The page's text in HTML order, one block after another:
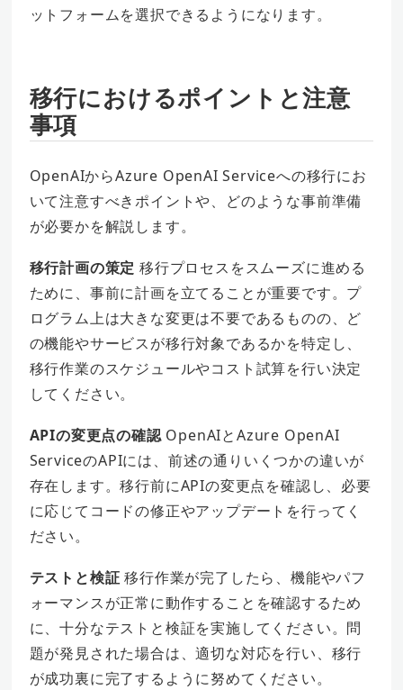
ットフォームを選択できるようになります。
移行におけるポイントと注意
事項
OpenAIからAzure OpenAI Serviceへの移行にお
いて注意すべきポイントや、どのような事前準備
が必要かを解説します。
移行計画の策定 移行プロセスをスムーズに進める
ために、事前に計画を立てることが重要です。プ
ログラム上は大きな変更は不要であるものの、ど
の機能やサービスが移行対象であるかを特定し、
移行作業のスケジュールやコスト試算を行い決定
してください。
APIの変更点の確認OpenAIとAzure OpenAI
ServiceのAPIには、前述の通りいくつかの違いが
存在します。移行前にAPIの変更点を確認し、必要
に応じてコードの修正やアップデートを行ってく
ださい。
テストと検証移行作業が完了したら、機能やパフ
ォーマンスが正常に動作することを確認するため
に、十分なテストと検証を実施してください。問
題が発見された場合は、適切な対応を行い、移行
が成功裏に完了するように努めてください。